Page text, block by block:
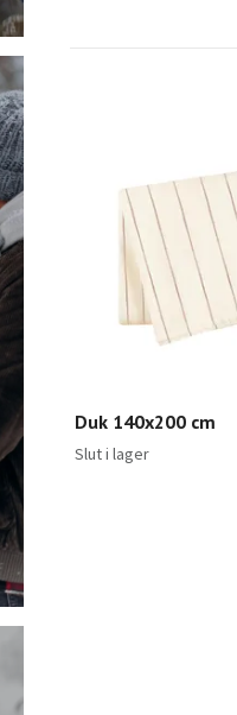
Duk 140x200 cm
Slut i lager